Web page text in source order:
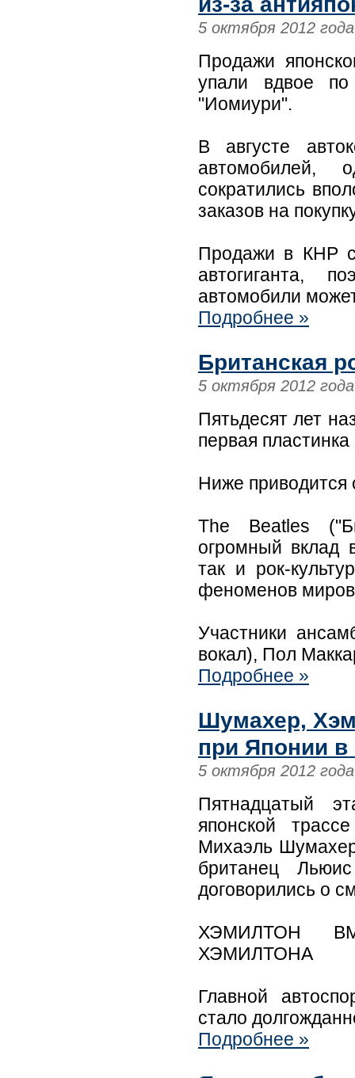
5 октября 2012 года
Продажи
упали вдвое
"Иомиури".
В августе
автомобилей,
сократились
заказов на
Продажи в КНР
автогиганта,
автомобили
Подробнее »
Британская
5 октября 2012 года
Пятьдесят лет
первая
Ниже
The Beatles
огромный вклад
так и рок-
феноменов
Участники
вокал), Пол
Подробнее »
Шумахер,
при Японии в
5 октября 2012 года
Пятнадцатый
японской
Михаэль
британец
договорились о
ХЭМИЛТОН
ХЭМИЛТОНА
Главной
стало
Подробнее »